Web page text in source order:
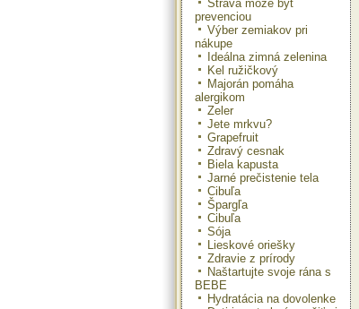
Strava môže byť
prevenciou
Výber zemiakov pri
nákupe
Ideálna zimná zelenina
Kel ružičkový
Majorán pomáha
alergikom
Zeler
Jete mrkvu?
Grapefruit
Zdravý cesnak
Biela kapusta
Jarné prečistenie tela
Cibuľa
Špargľa
Cibuľa
Sója
Lieskové oriešky
Zdravie z prírody
Naštartujte svoje rána s
BEBE
Hydratácia na dovolenke